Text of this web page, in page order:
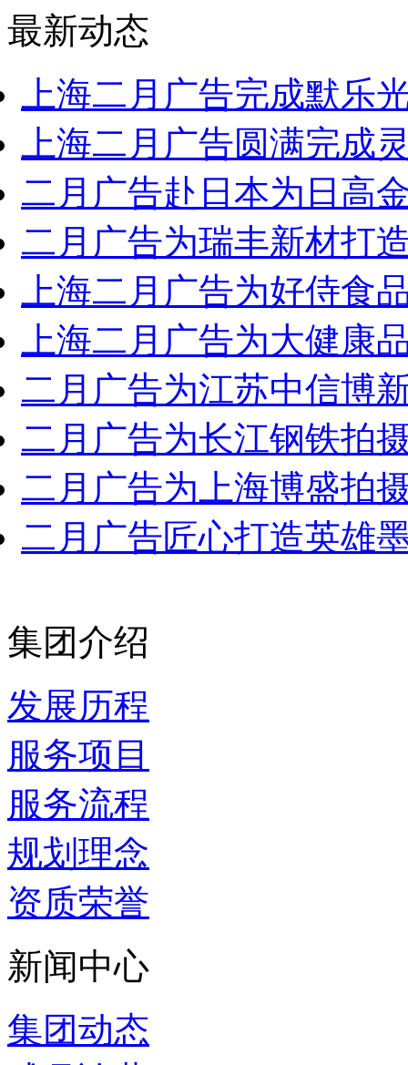
最新动态
上海二月广告完成默乐
上海二月广告圆满完成
二月广告赴日本为日高
二月广告为瑞丰新材打
上海二月广告为好侍食
上海二月广告为大健康
二月广告为江苏中信博
二月广告为长江钢铁拍
二月广告为上海博盛拍
二月广告匠心打造英雄
集团介绍
发展历程
服务项目
服务流程
规划理念
资质荣誉
新闻中心
集团动态